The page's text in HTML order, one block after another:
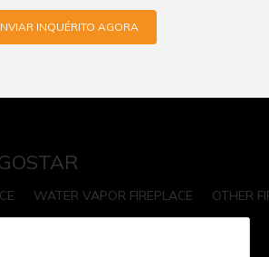
INQUÉRITO AGORA
OTHER
WATER VAPOR FIREPLACE